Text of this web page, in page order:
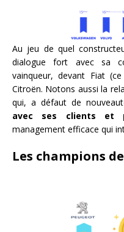
Au jeu de quel
dialogue fort avec sa
vainqueur, devant Fiat
Citroën. Notons aussi la
qui, a défaut de
avec ses clients et
management efficace qui
Les champions